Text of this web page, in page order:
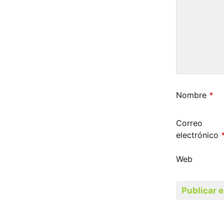
Nombre *
Correo
electrónico
Web